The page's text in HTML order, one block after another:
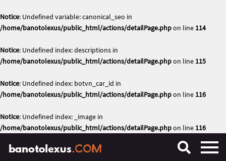
Notice: Undefined variable: canonical_seo in
/home/banotolexus/public_html/actions/detailPage.phpon line 114
Notice: Undefined index: descriptions in
/home/banotolexus/public_html/actions/detailPage.phpon line 115
Notice: Undefined index: botvn_car_id in
/home/banotolexus/public_html/actions/detailPage.phpon line 116
Notice: Undefined index: _image in
/home/banotolexus/public_html/actions/detailPage.phpon line 116